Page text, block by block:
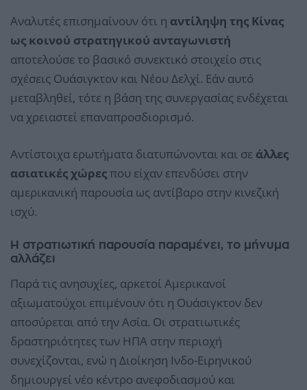
Αναλυτές επισημαίνουν ότι η αντίληψη της Κίνας
ως κοινού στρατηγικού ανταγωνιστή
αποτελούσε το βασικό συνεκτικό στοιχείο στις
σχέσεις Ουάσιγκτον και Νέου Δελχί. Εάν αυτό
μεταβληθεί, τότε η βάση της συνεργασίας ενδέχεται
να χρειαστεί επαναπροσδιορισμό.
Αντίστοιχα ερωτήματα διατυπώνονται και σε άλλες
ασιατικές χώρεςπου είχαν επενδύσει στην
αμερικανική παρουσία ως αντίβαρο στην κινεζική
ισχύ.
Η στρατιωτική παρουσία παραμένει, το μήνυμα
αλλάζει
Παρά τις ανησυχίες, αρκετοί Αμερικανοί
αξιωματούχοι επιμένουν ότι η Ουάσιγκτον δεν
αποσύρεται από την Ασία. Οι στρατιωτικές
δραστηριότητες των ΗΠΑ στην περιοχή
συνεχίζονται, ενώ η Διοίκηση Ινδο-Ειρηνικού
δημιουργεί νέο κέντρο ανεφοδιασμού και